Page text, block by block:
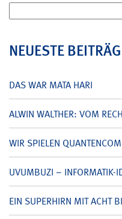
nach:
NEUESTE
DAS WAR MATA HARI
ALWIN WALTHER: VOM
WIR SPIELEN
UVUMBUZI – INFORMATIK-
EIN SUPERHIRN MIT ACHT